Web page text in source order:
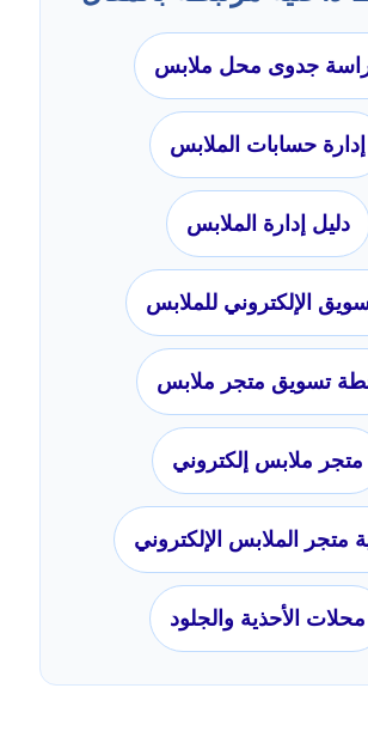
جدوى محل ملابس
إدارة حسابات الملابس
دليل إدارة الملابس
الإلكتروني للملابس
تسويق متجر ملابس
متجر ملابس إلكتروني
متجر الملابس الإلكتروني
محلات الأحذية والجلود